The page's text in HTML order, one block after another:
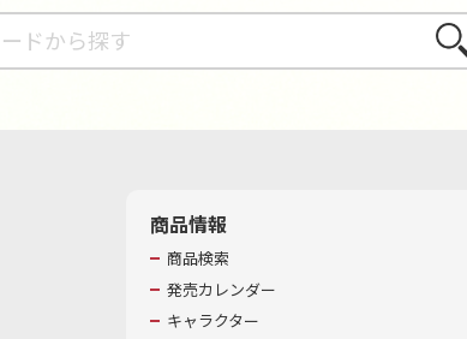
さが
商品情報
商品検索
発売カレンダー
キャラクター